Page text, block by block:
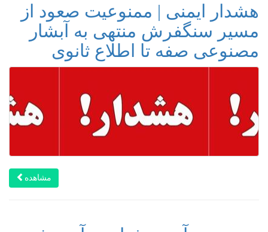
هشدار ایمنی | ممنوعیت صعود از
مسیر سنگفرش منتهی به آبشار
مصنوعی صفه تا اطلاع ثانوی
مشاهده